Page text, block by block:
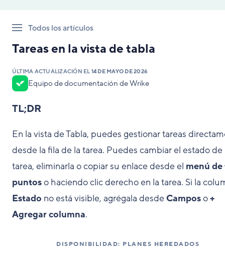
Todos los artículos
Tareas en la vista de tabla
ÚLTIMA ACTUALIZACIÓN EL 14 DE MAYO DE 2026
Equipo de documentación de Wrike
TL;DR
En la vista de Tabla, puedes gestionar tareas
desde la fila de la tarea. Puedes cambiar el estado de
tarea, eliminarla o copiar su enlace desde el menú de
puntoso haciendo clic derecho en la tarea. Si la
Estado no está visible, agrégala desdeCamposo+
Agregar columna.
DISPONIBILIDAD: PLANES HEREDADOS